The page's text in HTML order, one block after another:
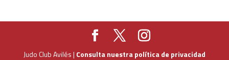
Judo Club Avilés | Consulta nuestra política de privacidad